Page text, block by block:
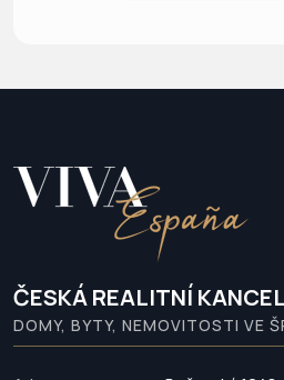
ČESKÁ REALITNÍ
DOMY, BYTY, NEMOVITOSTI VE